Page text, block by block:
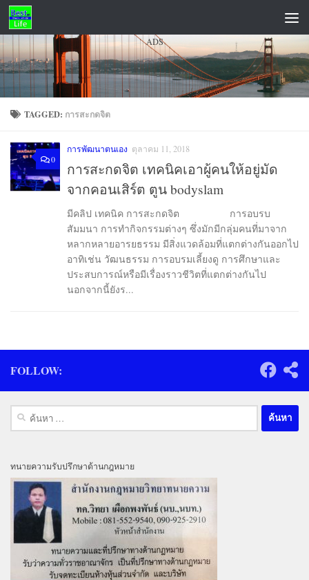
Skip to content
ADS
TAGGED: การสะกดจิต
0
การพัฒนาตนเอง ตุลาคม 11, 2018
การสะกดจิต เทคนิคเอาผู้คนให้อยู่มัด
จากคอนเสิร์ต ตูน bodyslam
มีคลิป เทคนิค การสะกดจิต การอบรบ
สัมมนา การทำกิจกรรมต่างๆ ซึ่งมักมีกลุ่มคนที่มาจาก
หลากหลายอารยธรรม มีสิ่งแวดล้อมที่แตกต่างกันออกไป
อาทิเช่น วัฒนธรรม การอบรมเลี้ยงดู การศึกษาและ
ประสบการณ์หรือมีเรื่องราวชีวิตที่แตกต่างกันไป
นอกจากนี้ยังร...
FOLLOW:
ค้นหา
สำหรับ:
ทนายความรับปรึกษาด้านกฎหมาย